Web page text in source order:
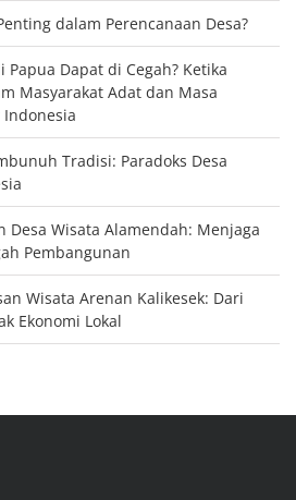
dalam Perencanaan Desa?
Dapat di Cegah? Ketika
Masyarakat Adat dan Masa
Tradisi: Paradoks Desa
Desa Wisata Alamendah: Menjaga
Pembangunan
Wisata Arenan Kalikesek: Dari
Ekonomi Lokal